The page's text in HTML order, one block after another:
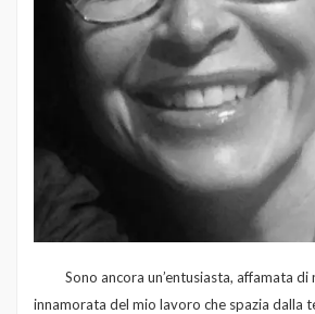
Sono ancora un’entusiasta, affamata
innamorata del mio lavoro che spazia dalla